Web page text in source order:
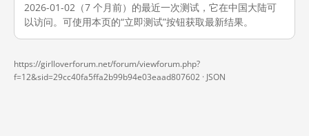
2026-01-02（7 个月前）的最近一次测试，它在中国大陆可
以访问。可使用本页的“立即测试”按钮获取最新结果。
https://girlloverforum.net/forum/viewforum.php?
f=12&sid=29cc40fa5ffa2b99b94e03eaad807602 · JSON